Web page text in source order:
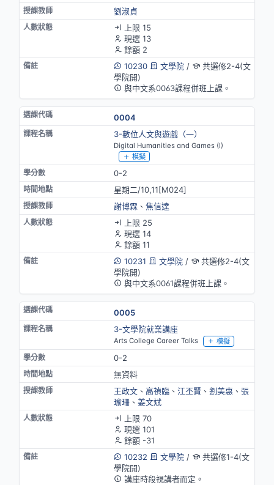
劉淑貞
上限 15
現選 13
餘額 2
10230
文學院/
共選修2-4(文
學院開)
與中文系0063課程併班上課。
0004
3-數位人文與遊戲（一）
Digital Humanities and Games (I)
模擬
0-2
星期二/10,11[M024]
謝博霖、 焦信達
上限 25
現選 14
餘額 11
10231
文學院/
共選修2-4(文
學院開)
與中文系0061課程併班上課。
0005
3-文學院就業講座
Arts College Career Talks 模擬
0-2
無資料
王政文、 高禎臨、 江丕賢、 劉美惠 、 張
瑜珊、 姜文斌
上限 70
現選 101
餘額 -31
10232
文學院/
共選修1-4(文
學院開)
講座時段視講者而定。